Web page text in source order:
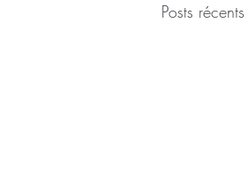
Posts récents